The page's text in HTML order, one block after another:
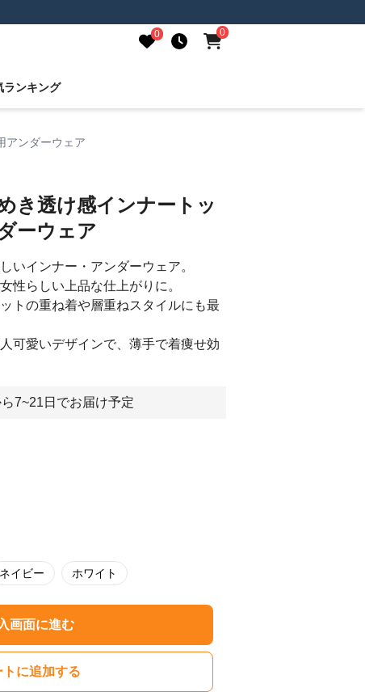
0 0
ランキング
アンダーウェア
き透け感インナートッ
ーウェア
いインナー・アンダーウェア。
性らしい上品な仕上がりに。
トの重ね着や層重ねスタイルにも最
可愛いデザインで、薄手で着痩せ効
7~21日でお届け予定
ネイビー ホワイト
画面に進む
トに追加する